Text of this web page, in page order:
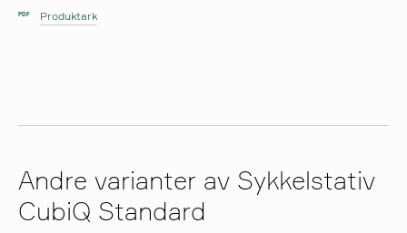
PDF Produktark
Andre varianter av Sykkelstativ
CubiQ Standard